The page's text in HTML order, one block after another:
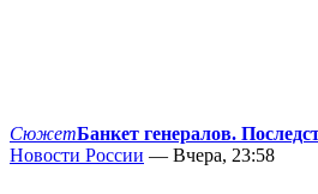
СюжетБанкет генералов.
Новости России — Вчера, 23:58